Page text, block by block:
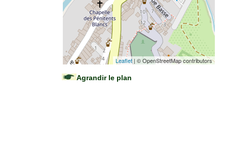
Leaflet| © OpenStreetMap contributors
Agrandir le plan